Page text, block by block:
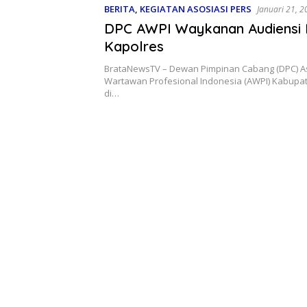
BERITA, KEGIATAN ASOSIASI PERS Januari 21,
DPC AWPI Waykanan
Kapolres
BrataNewsTV – Dewan Pimpinan Cabang (DPC)
Wartawan Profesional Indonesia (AWPI)
di…